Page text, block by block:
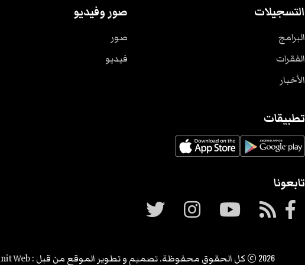
التسجيلات
البرامج
الفقرات
الأخبار
صور وفيديو
صور
فيديو
تطبيقات
تابعونا
2026 © كل الحقوق محفوظة. تصميم و تطوير الموقع من قبل :Web